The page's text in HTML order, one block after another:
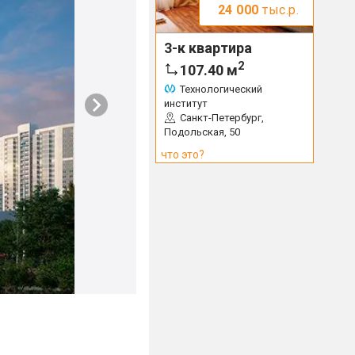
24 000 тыс.р.
3-к квартира
107.40 м2
Технологический
институт
Санкт-Петербург,
Подольская, 50
что это?